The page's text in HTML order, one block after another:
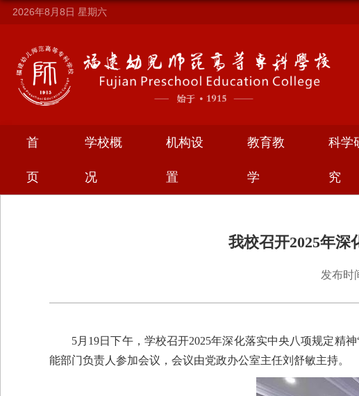
2026年8月8日 星期六
首
页
学校概
况
机构设
置
教育教
学
科学
究
我校召开2025年深
发布时
5月19日下午，学校召开2025年深化落实中央八项规定精
能部门负责人参加会议，会议由党政办公室主任刘舒敏主持。